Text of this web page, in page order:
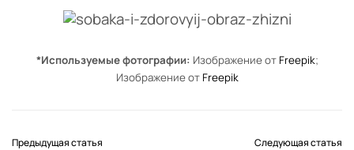
*Используемые фотографии: Изображение от Freepik;
Изображение от Freepik
Предыдущая статья Следующая статья